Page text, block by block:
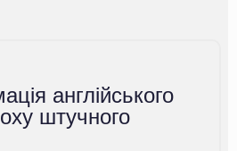
англійського
штучного